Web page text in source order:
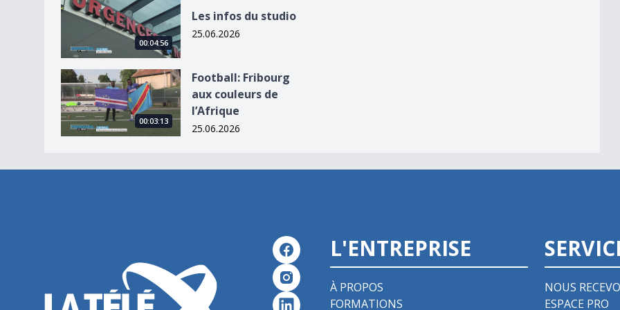
00:04:56
Les infos du studio
25.06.2026
Football: Fribourg aux couleurs de l’Afrique
00:03:13
Football: Fribourg
aux couleurs de
l’Afrique
25.06.2026
L'ENTREPRISE
À PROPOS
FORMATIONS
NOUS
ESPACE PRO